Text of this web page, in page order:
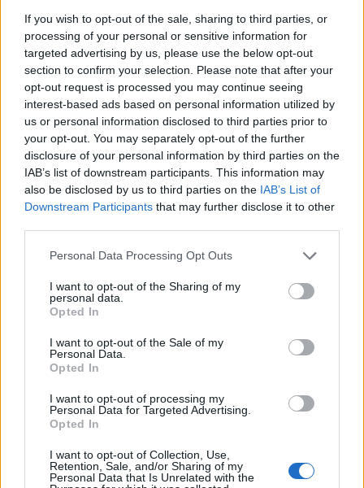
If you wish to opt-out of the sale, sharing to third parties, or
processing of your personal or sensitive information for
targeted advertising by us, please use the below opt-out
section to confirm your selection. Please note that after your
opt-out request is processed you may continue seeing
interest-based ads based on personal information utilized by
us or personal information disclosed to third parties prior to
your opt-out. You may separately opt-out of the further
disclosure of your personal information by third parties on the
IAB’s list of downstream participants. This information may
also be disclosed by us to third parties on the IAB’s List of
Downstream Participants that may further disclose it to other
Personal Data Processing Opt Outs
I want to opt-out of the Sharing of my
personal data.
Opted In
I want to opt-out of the Sale of my
Personal Data.
Opted In
I want to opt-out of processing my
Personal Data for Targeted Advertising.
Opted In
I want to opt-out of Collection, Use,
Retention, Sale, and/or Sharing of my
Personal Data that Is Unrelated with the
D
A
S
D
E
S
S
E
A
S
E
D
S
E D
A
Palabras extra:
E
S A
BUSCAR MÁS
RESPUESTAS
Palabras Conectadas Respuesta de nivel 17448
Palabras Conectadas Respuesta de nivel 17450
Palabras Conectadas Respuesta de nivel 17451
Palabras Conectadas Respuesta de nivel 17452
Palabras Conectadas Respuesta de nivel 17453